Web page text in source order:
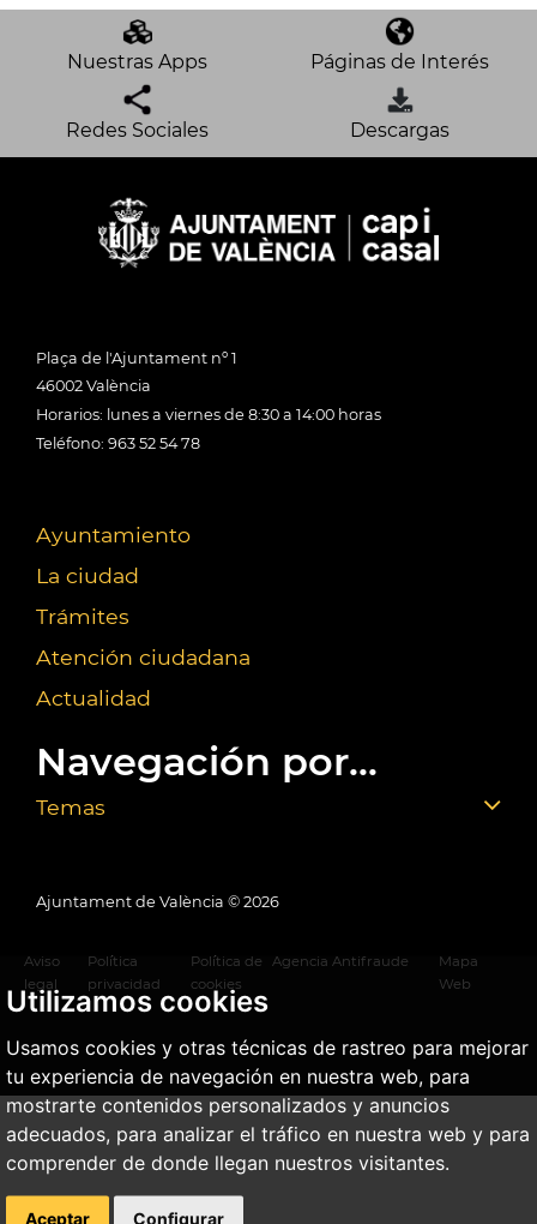
Utilizamos cookies
Usamos cookies y otras técnicas de rastreo para mejorar
tu experiencia de navegación en nuestra web, para
mostrarte contenidos personalizados y anuncios
adecuados, para analizar el tráfico en nuestra web y para
comprender de donde llegan nuestros visitantes.
Aceptar Configurar
Nuestras Apps Páginas de Interés
Redes Sociales Descargas
Plaça de l'Ajuntament nº 1
46002 València
Horarios: lunes a viernes de 8:30 a 14:00 horas
Teléfono: 963 52 54 78
Ayuntamiento
La ciudad
Trámites
Atención ciudadana
Actualidad
Navegación por...
Temas
Ajuntament de València © 2026
Aviso
legal
Política
privacidad
Política de
cookies
Agencia Antifraude
Mapa
Web